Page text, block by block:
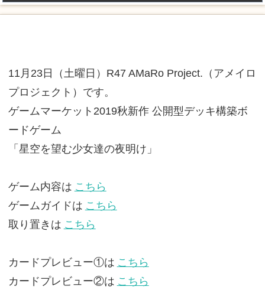
11月23日（土曜日）R47 AMaRo Project.（アメイロ
プロジェクト）です。
ゲームマーケット2019秋新作 公開型デッキ構築ボ
ードゲーム
「星空を望む少女達の夜明け」
ゲーム内容は こちら
ゲームガイドは こちら
取り置きは こちら
カードプレビュー①は こちら
カードプレビュー②は こちら